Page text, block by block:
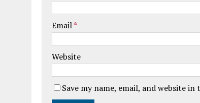
Email*
Website
Save my name, email, and website